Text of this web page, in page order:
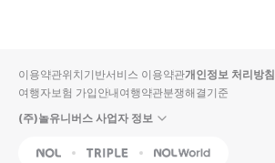
이용약관위치기반서비스 이용약관개인정보 처리방침
여행자보험 가입안내여행약관분쟁해결기준
(주)놀유니버스 사업자 정보
NOL Triple Interpark Global